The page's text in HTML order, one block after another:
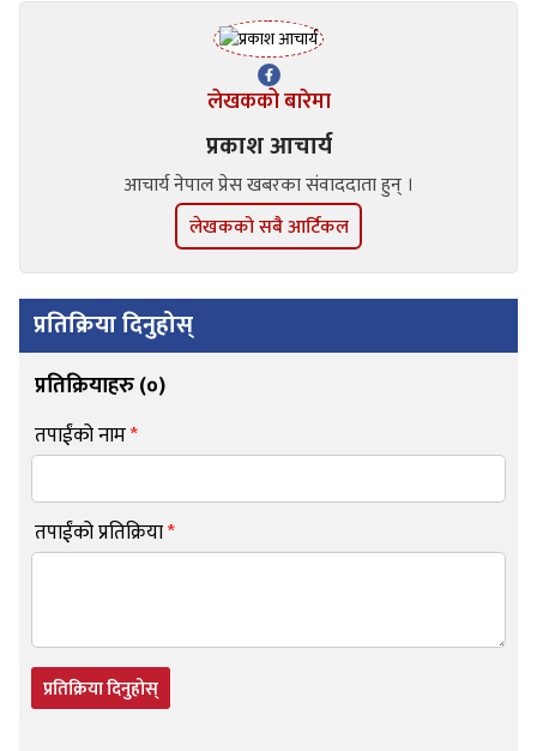
लेखकको बारेमा
प्रकाश आचार्य
आचार्य नेपाल प्रेस खबरका संवाददाता हुन् ।
लेखकको सबै आर्टिकल
प्रतिक्रिया दिनुहोस्
प्रतिक्रियाहरु (०)
तपाईंको नाम*
तपाईंको प्रतिक्रिया*
प्रतिक्रिया दिनुहोस्